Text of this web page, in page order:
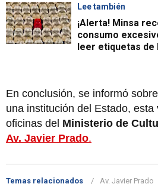
Lee también
¡Alerta! Minsa
consumo
leer etiquetas de
En conclusión, se informó
una institución del Estado, esta
oficinas del Ministerio de
Av. Javier Prado.
Temas relacionados Av. Javier Prado